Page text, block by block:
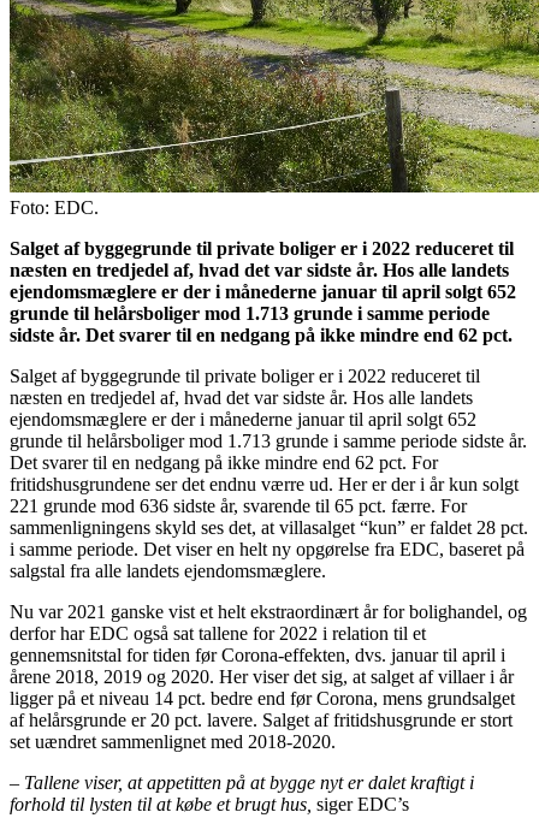
Foto: EDC.
Salget af byggegrunde til private boliger er i 2022 reduceret til
næsten en tredjedel af, hvad det var sidste år. Hos alle landets
ejendomsmæglere er der i månederne januar til april solgt 652
grunde til helårsboliger mod 1.713 grunde i samme periode
sidste år. Det svarer til en nedgang på ikke mindre end 62 pct.
Salget af byggegrunde til private boliger er i 2022 reduceret til
næsten en tredjedel af, hvad det var sidste år. Hos alle landets
ejendomsmæglere er der i månederne januar til april solgt 652
grunde til helårsboliger mod 1.713 grunde i samme periode sidste år.
Det svarer til en nedgang på ikke mindre end 62 pct. For
fritidshusgrundene ser det endnu værre ud. Her er der i år kun solgt
221 grunde mod 636 sidste år, svarende til 65 pct. færre. For
sammenligningens skyld ses det, at villasalget “kun” er faldet 28 pct.
i samme periode. Det viser en helt ny opgørelse fra EDC, baseret på
salgstal fra alle landets ejendomsmæglere.
Nu var 2021 ganske vist et helt ekstraordinært år for bolighandel, og
derfor har EDC også sat tallene for 2022 i relation til et
gennemsnitstal for tiden før Corona-effekten, dvs. januar til april i
årene 2018, 2019 og 2020. Her viser det sig, at salget af villaer i år
ligger på et niveau 14 pct. bedre end før Corona, mens grundsalget
af helårsgrunde er 20 pct. lavere. Salget af fritidshusgrunde er stort
set uændret sammenlignet med 2018-2020.
– Tallene viser, at appetitten på at bygge nyt er dalet kraftigt i
forhold til lysten til at købe et brugt hus, siger EDC’s